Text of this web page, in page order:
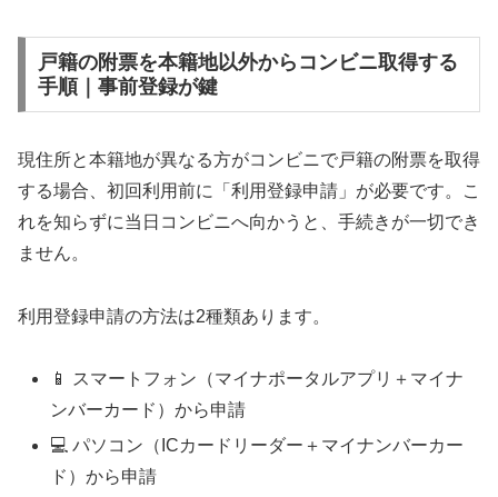
戸籍の附票を本籍地以外からコンビニ取得する
手順｜事前登録が鍵
現住所と本籍地が異なる方がコンビニで戸籍の附票を取得
する場合、初回利用前に「利用登録申請」が必要です。こ
れを知らずに当日コンビニへ向かうと、手続きが一切でき
ません。
利用登録申請の方法は2種類あります。
📱 スマートフォン（マイナポータルアプリ＋マイナ
ンバーカード）から申請
💻 パソコン（ICカードリーダー＋マイナンバーカー
ド）から申請